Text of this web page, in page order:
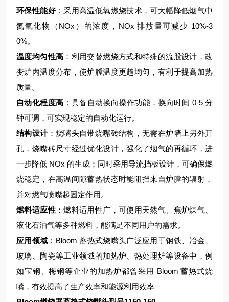
环保性能好：采用高温低氧燃烧技术，可大幅降低烟气中
氮氧化物（NOx）的浓度，NOx 排放量可减少 10%-3
0%。
温度均匀性高 ：利用交替燃烧方式和特殊的流股设计，改
变炉内温度分布，使炉膛温度更趋均匀，有利于提高加热
质量。
自动化程度高 ：具备自动换向操作功能，换向时间 0-5 分
钟可调，可实现稳定的自动化运行。
结构设计：烧嘴头自带烧嘴砖结构，无需在炉墙上另外开
孔，烧嘴砖尺寸经过优化设计，强化了烟气的再循环，进
一步降低 NOx 的生成；同时采用导流挡板设计，可确保燃
烧稳定，在高温间隙蓄热状态时能阻挡来自炉膛的辐射，
并对燃气喷嘴起固定作用。
燃料适应性：燃料适用性广，可使用天然气、焦炉煤气、
液化石油气等多种燃料，能满足不同用户的需求。
应用领域 ：Bloom 蓄热式烧嘴头广泛应用于钢铁、冶金、
玻璃、陶瓷等工业领域的加热炉、热处理炉等设备中，例
如宝钢、梅钢等企业的加热炉都曾采用 Bloom 蓄热式烧
嘴，有效提高了生产效率和能源利用效率